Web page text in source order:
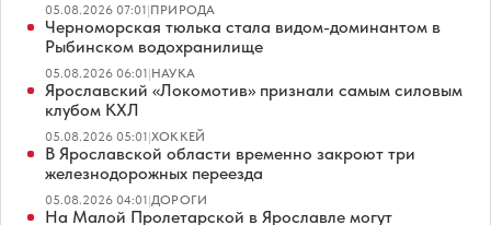
05.08.2026 07:01|ПРИРОДА
Черноморская тюлька стала видом-доминантом в
Рыбинском водохранилище
05.08.2026 06:01|НАУКА
Ярославский «Локомотив» признали самым силовым
клубом КХЛ
05.08.2026 05:01|ХОККЕЙ
В Ярославской области временно закроют три
железнодорожных переезда
05.08.2026 04:01|ДОРОГИ
На Малой Пролетарской в Ярославле могут